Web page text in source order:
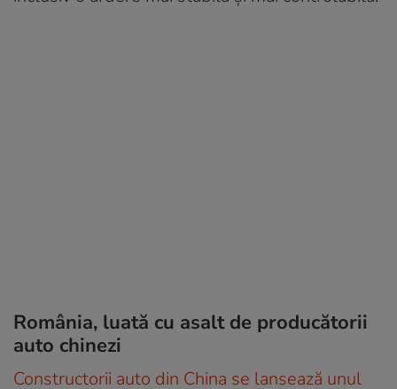
România, luată cu asalt de producătorii
auto chinezi
Constructorii auto din China se lansează unul